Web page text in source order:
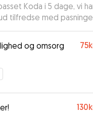
Koda i 5 dage, vi
tilfredse med
dem.”
og omsorg